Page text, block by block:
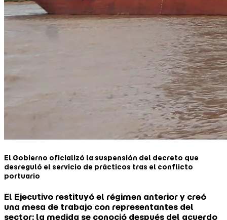
desreguló el servicio de prácticos tras el conflicto
portuario
una mesa de trabajo con representantes del
sector; la medida se conoció después del acuerdo